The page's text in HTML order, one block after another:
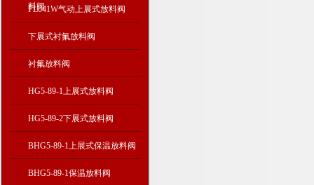
料阀
FL641W气动上展式放料阀
下展式衬氟放料阀
衬氟放料阀
HG5-89-1上展式放料阀
HG5-89-2下展式放料阀
BHG5-89-1上展式保温放料阀
BHG5-89-1保温放料阀